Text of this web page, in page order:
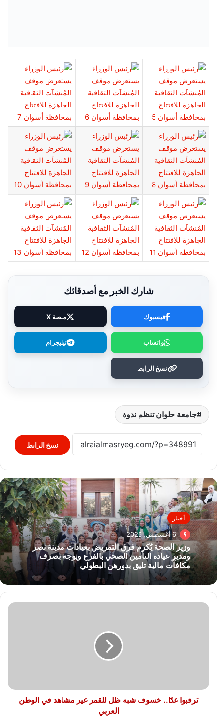
شارك الخبر مع أصدقائك
فيسبوك منصة X
واتساب تيليجرام
نسخ الرابط
جامعة حلوان تنظم ندوة
نسخ الرابط
أخبار
6 أغسطس، 2026
وزير الصحة يُكرم فرق التمريض بعيادات مدينة نصر
ومدير عيادة التأمين الصحي بالفرع ويوجه بصرف
مكافآت مالية تليق بدورهن البطولي
ترقبوا
في
الوطنترقبوا غدًا.. خسوف شبه ظل للقمر غير مشاهد في الوطن
العربي